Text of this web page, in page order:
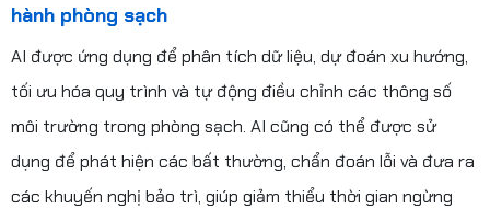
hành phòng sạch
AI được ứng dụng để phân tích dữ liệu, dự đoán xu hướng,
tối ưu hóa quy trình và tự động điều chỉnh các thông số
môi trường trong phòng sạch. AI cũng có thể được sử
dụng để phát hiện các bất thường, chẩn đoán lỗi và đưa ra
các khuyến nghị bảo trì, giúp giảm thiểu thời gian ngừng